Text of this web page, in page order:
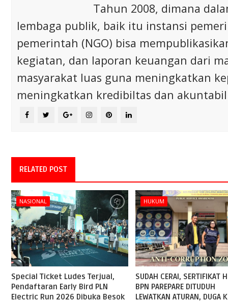
Tahun 2008, dimana
lembaga publik, baik itu instansi
pemerintah (NGO) bisa
kegiatan, dan laporan keuangan dari
masyarakat luas guna meningkatkan
meningkatkan kredibiltas dan
RELATED POST
NASIONAL
Special Ticket Ludes Terjual,
Pendaftaran Early Bird PLN
Electric Run 2026 Dibuka Besok
HUKUM
SUDAH CERAI, SERTIFIKAT
BPN PAREPARE DITUDUH
LEWATKAN ATURAN, DUGA